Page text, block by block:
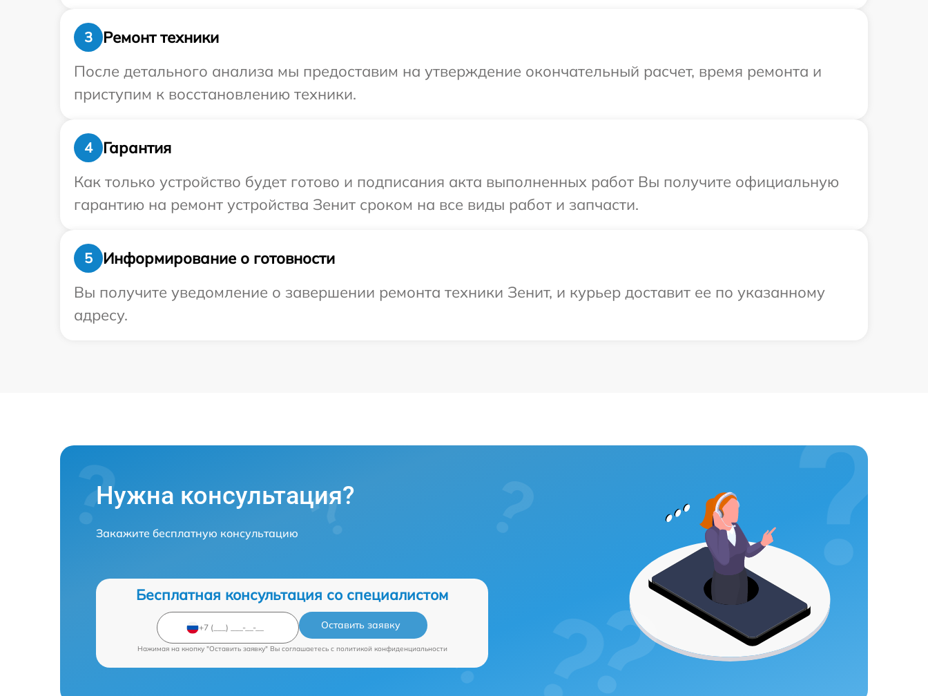
3
Ремонт техники
После детального анализа мы предоставим на утверждение окончательный расчет, время ремонта и
приступим к восстановлению техники.
4
Гарантия
Как только устройство будет готово и подписания акта выполненных работ Вы получите официальную
гарантию на ремонт устройства Зенит сроком на все виды работ и запчасти.
5
Информирование о готовности
Вы получите уведомление о завершении ремонта техники Зенит, и курьер доставит ее по указанному
адресу.
Нужна консультация?
Закажите бесплатную консультацию
Бесплатная консультация со специалистом
Оставить заявку
Нажимая на кнопку "Оставить заявку" Вы соглашаетесь c политикой конфиденциальности